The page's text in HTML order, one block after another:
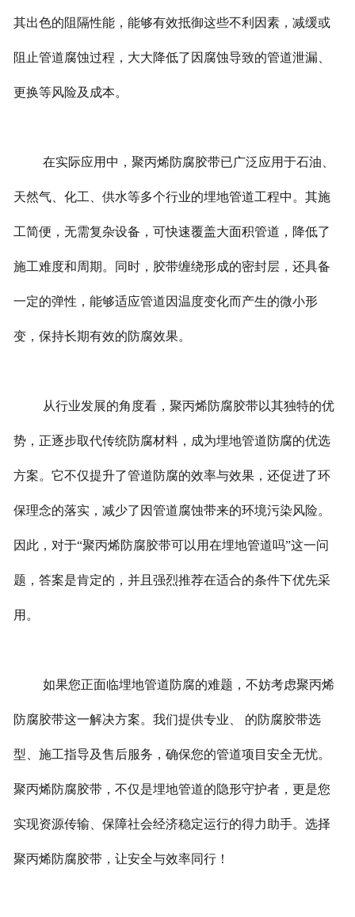
其出色的阻隔性能，能够有效抵御这些不利因素，减缓或
阻止管道腐蚀过程，大大降低了因腐蚀导致的管道泄漏、
更换等风险及成本。
在实际应用中，聚丙烯防腐胶带已广泛应用于石油、
天然气、化工、供水等多个行业的埋地管道工程中。其施
工简便，无需复杂设备，可快速覆盖大面积管道，降低了
施工难度和周期。同时，胶带缠绕形成的密封层，还具备
一定的弹性，能够适应管道因温度变化而产生的微小形
变，保持长期有效的防腐效果。
从行业发展的角度看，聚丙烯防腐胶带以其独特的优
势，正逐步取代传统防腐材料，成为埋地管道防腐的优选
方案。它不仅提升了管道防腐的效率与效果，还促进了环
保理念的落实，减少了因管道腐蚀带来的环境污染风险。
因此，对于“聚丙烯防腐胶带可以用在埋地管道吗”这一问
题，答案是肯定的，并且强烈推荐在适合的条件下优先采
用。
如果您正面临埋地管道防腐的难题，不妨考虑聚丙烯
防腐胶带这一解决方案。我们提供专业、 的防腐胶带选
型、施工指导及售后服务，确保您的管道项目安全无忧。
聚丙烯防腐胶带，不仅是埋地管道的隐形守护者，更是您
实现资源传输、保障社会经济稳定运行的得力助手。选择
聚丙烯防腐胶带，让安全与效率同行！